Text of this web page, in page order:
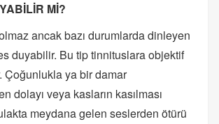
Mİ?
ancak bazı durumlarda dinleyen
duyabilir. Bu tip tinnituslara objektif
Çoğunlukla ya bir damar
dolayı veya kasların kasılması
meydana gelen seslerden ötürü